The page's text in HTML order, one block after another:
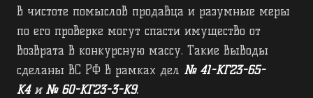
в чистоте помыслов продавца и разумные меры
по его проверке могут спасти имущество от
возврата в конкурсную массу. Такие выводы
сделаны ВС РФ в рамках дел № 41-КГ23-65-
К4и № 60-КГ23-3-К9.